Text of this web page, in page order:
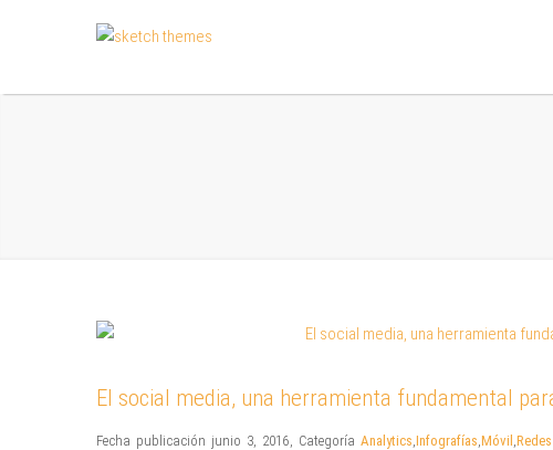
El social media, una herramienta fundamental
Fecha publicación junio 3, 2016, Categoría Analytics,Infografías,Móvil ,